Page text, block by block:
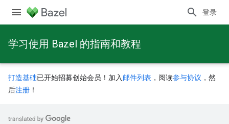
登录
学习使用 Bazel 的指南和教程
打造基础已开始招募创始会员！加入 邮件列表 ，阅读参与协议 ，然
后注册 ！